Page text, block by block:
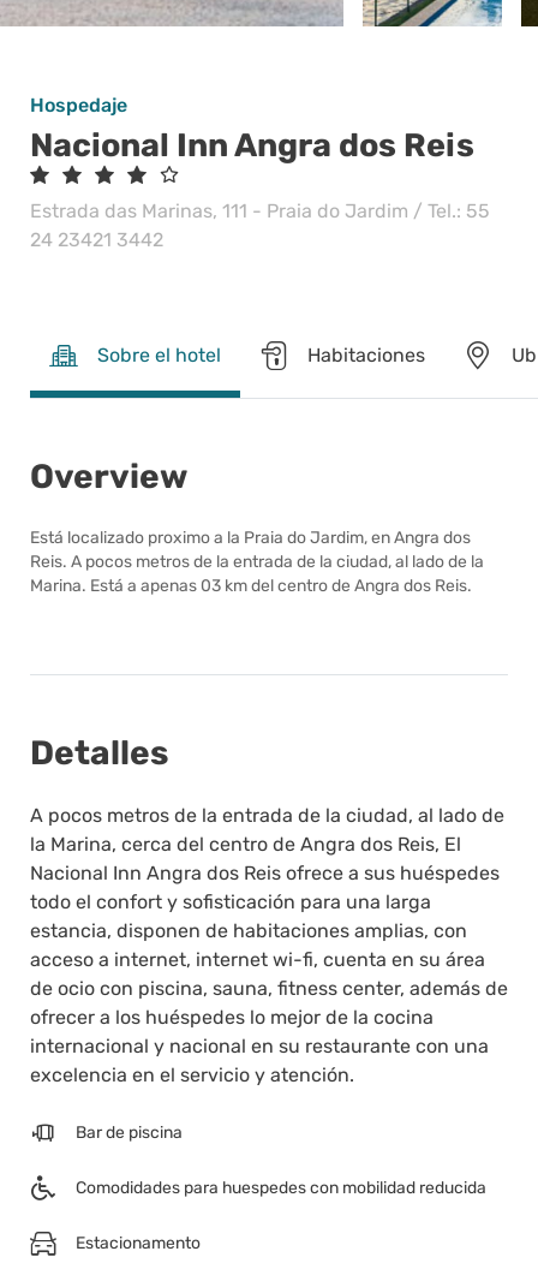
Hospedaje
Nacional Inn Angra dos Reis
Estrada das Marinas, 111 - Praia do Jardim / Tel.: 55
24 23421 3442
Sobre el hotel Habitaciones
Overview
Está localizado proximo a la Praia do Jardim, en Angra dos
Reis. A pocos metros de la entrada de la ciudad, al lado de la
Marina. Está a apenas 03 km del centro de Angra dos Reis.
Detalles
A pocos metros de la entrada de la ciudad, al lado de
la Marina, cerca del centro de Angra dos Reis, El
Nacional Inn Angra dos Reis ofrece a sus huéspedes
todo el confort y sofisticación para una larga
estancia, disponen de habitaciones amplias, con
acceso a internet, internet wi-fi, cuenta en su área
de ocio con piscina, sauna, fitness center, además de
ofrecer a los huéspedes lo mejor de la cocina
internacional y nacional en su restaurante con una
excelencia en el servicio y atención.
Bar de piscina
Comodidades para huespedes con mobilidad reducida
Estacionamento